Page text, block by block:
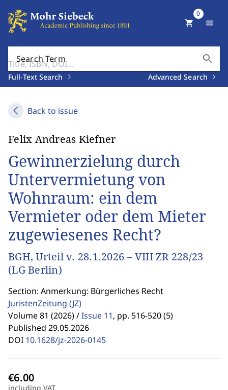
Search Term search
Full-Text Search Advanced Search
shopping_cart
0
menu
Back to issue
Felix Andreas Kiefner
Gewinnerzielung durch
Untervermietung von
Wohnraum: ein dem
Vermieter oder dem Mieter
zugewiesenes Recht?
BGH, Urteil v. 28.1.2026 – VIII ZR 228/23
(LG Berlin)
Section: Anmerkung: Bürgerliches Recht
JuristenZeitung (JZ)
Volume 81 (2026) /Issue 11, pp. 516-520 (5)
Published 29.05.2026
DOI 10.1628/jz-2026-0145
including VAT